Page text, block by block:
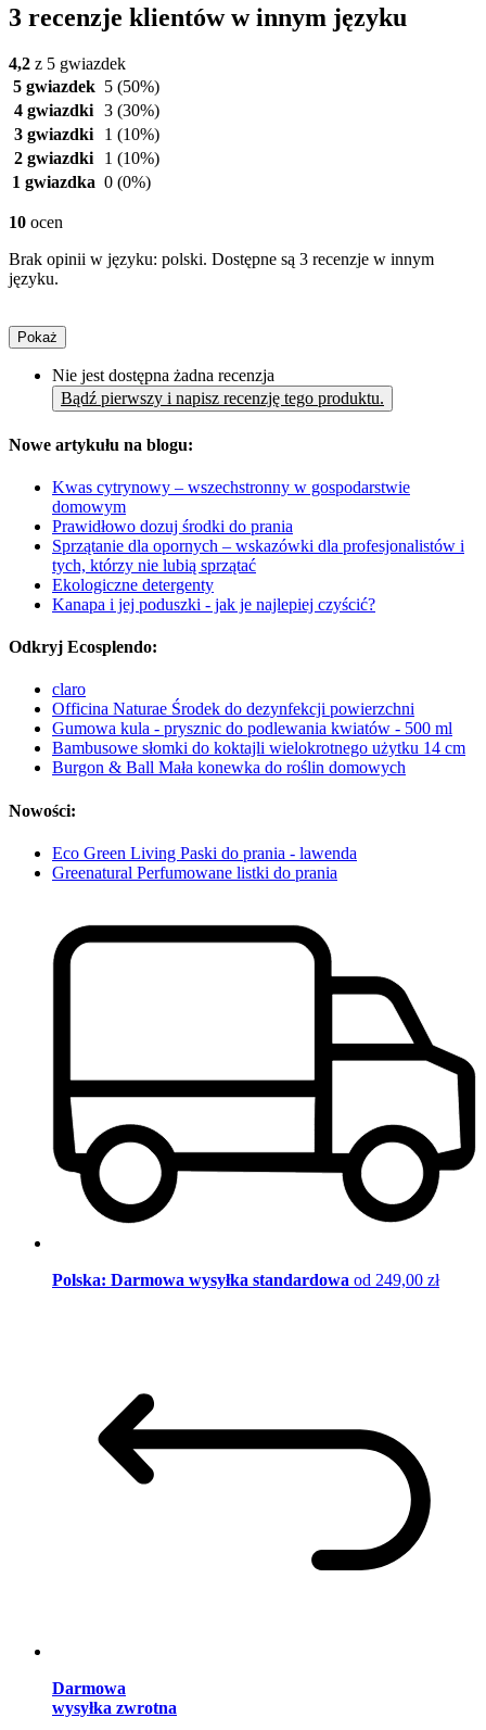
3 recenzje klientów w innym języku
4,2 z 5 gwiazdek
5 gwiazdek 5 (50%)
4 gwiazdki 3 (30%)
3 gwiazdki
1 (10%)
2 gwiazdki
1 (10%)
1 gwiazdka 0 (0%)
10 ocen
Brak opinii w języku: polski. Dostępne są 3 recenzje w innym
języku.
Pokaż
Nie jest dostępna żadna recenzja
Bądź pierwszy i napisz recenzję tego produktu.
Nowe artykułu na blogu:
Kwas cytrynowy – wszechstronny w gospodarstwie
domowym
Prawidłowo dozuj środki do prania
Sprzątanie dla opornych – wskazówki dla profesjonalistów i
tych, którzy nie lubią sprzątać
Ekologiczne detergenty
Kanapa i jej poduszki - jak je najlepiej czyścić?
Odkryj Ecosplendo:
claro
Officina Naturae Środek do dezynfekcji powierzchni
Gumowa kula - prysznic do podlewania kwiatów - 500 ml
Bambusowe słomki do koktajli wielokrotnego użytku 14 cm
Burgon & Ball Mała konewka do roślin domowych
Nowości:
Eco Green Living Paski do prania - lawenda
Greenatural Perfumowane listki do prania
Polska: Darmowa wysyłka standardowa od 249,00 zł
Darmowa
wysyłka zwrotna